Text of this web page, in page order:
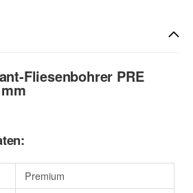
Fliesenbohrer PRE
Premium